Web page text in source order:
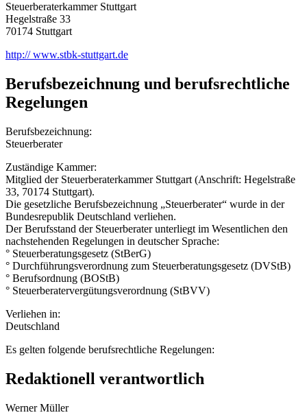
Steuerberaterkammer Stuttgart
Hegelstraße 33
70174 Stuttgart
http:// www.stbk-stuttgart.de
Berufsbezeichnung und berufsrechtliche
Regelungen
Berufsbezeichnung:
Steuerberater
Zuständige Kammer:
Mitglied der Steuerberaterkammer Stuttgart (Anschrift: Hegelstraße
33, 70174 Stuttgart).
Die gesetzliche Berufsbezeichnung „Steuerberater“ wurde in der
Bundesrepublik Deutschland verliehen.
Der Berufsstand der Steuerberater unterliegt im Wesentlichen den
nachstehenden Regelungen in deutscher Sprache:
° Steuerberatungsgesetz (StBerG)
° Durchführungsverordnung zum Steuerberatungsgesetz (DVStB)
° Berufsordnung (BOStB)
° Steuerberatervergütungsverordnung (StBVV)
Verliehen in:
Deutschland
Es gelten folgende berufsrechtliche Regelungen:
Redaktionell verantwortlich
Werner Müller